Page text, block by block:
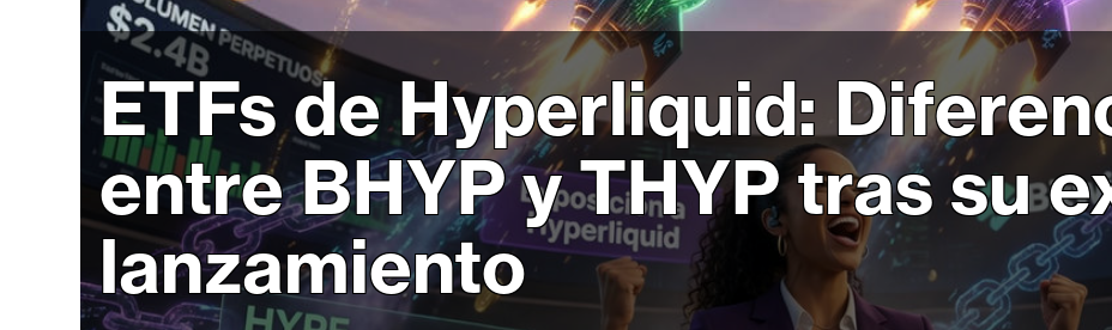
c
d
i
t
ETFs de Hyperliquid:
entre BHYP y THYP tras su
lanzamiento